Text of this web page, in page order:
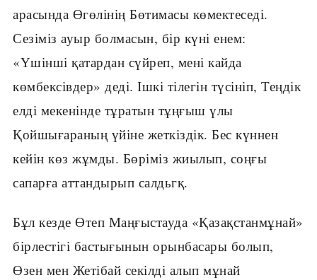
арасында Өгөлінің Бөтимасы көмектеседі.
Сезіміз ауыр болмасын, бір күні енем:
«Үшінші қатардан сүйреп, мені кайда
көмбексівдер» деді. Ішкі тілегін түсініп, Теңдік
елді мекенінде тұратын тұңғыш үлы
Қойшығараның үйіне жеткіздік. Бес күннен
кейін көз жұмды. Бөріміз жиылып, соңғы
сапарға аттандырып салдьгқ.
Бұл кезде Өтеп Маңғыстауда «Қазақстанмұнай»
бірлестігі бастығынын орынбасары болып,
Өзен мен Жетібай секілді алып мұнай